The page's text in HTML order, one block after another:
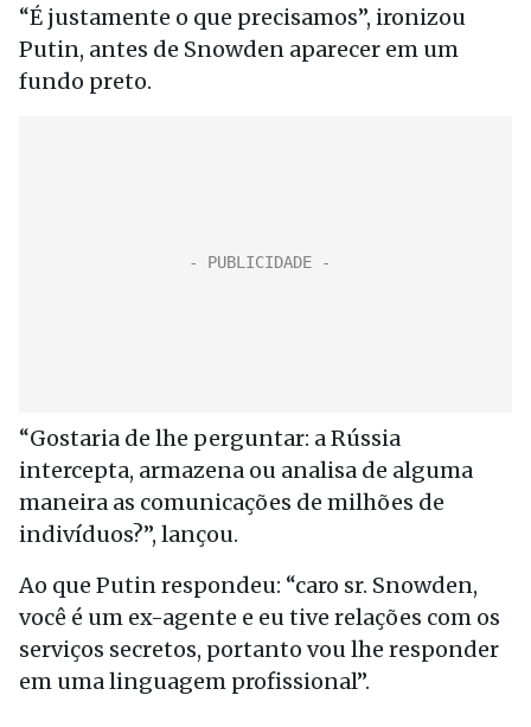
“É justamente o que precisamos”, ironizou
Putin, antes de Snowden aparecer em um
fundo preto.
“Gostaria de lhe perguntar: a Rússia
intercepta, armazena ou analisa de alguma
maneira as comunicações de milhões de
indivíduos?”, lançou.
Ao que Putin respondeu: “caro sr. Snowden,
você é um ex-agente e eu tive relações com os
serviços secretos, portanto vou lhe responder
em uma linguagem profissional”.